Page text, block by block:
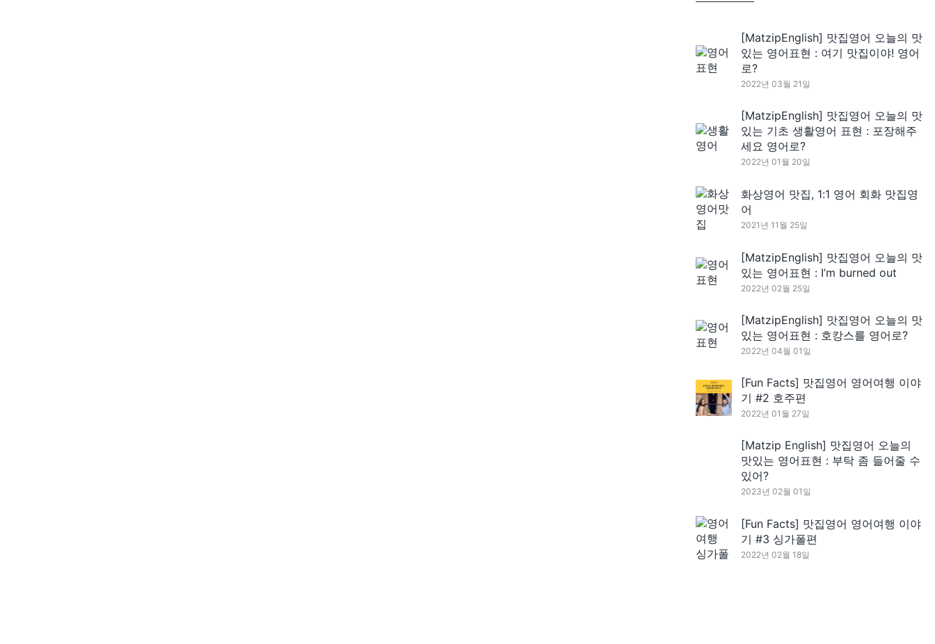
[MatzipEnglish] 맛집영어 오늘의 맛
있는 영어표현 : 여기 맛집이야! 영어
로?
2022년 03월 21일
[MatzipEnglish] 맛집영어 오늘의 맛
있는 기초 생활영어 표현 : 포장해주
세요 영어로?
2022년 01월 20일
화상영어 맛집, 1:1 영어 회화 맛집영
어
2021년 11월 25일
[MatzipEnglish] 맛집영어 오늘의 맛
있는 영어표현 : I’m burned out
2022년 02월 25일
[MatzipEnglish] 맛집영어 오늘의 맛
있는 영어표현 : 호캉스를 영어로?
2022년 04월 01일
[Fun Facts] 맛집영어 영어여행 이야
기 #2 호주편
2022년 01월 27일
[Matzip English] 맛집영어 오늘의
맛있는 영어표현 : 부탁 좀 들어줄 수
있어?
2023년 02월 01일
[Fun Facts] 맛집영어 영어여행 이야
기 #3 싱가폴편
2022년 02월 18일